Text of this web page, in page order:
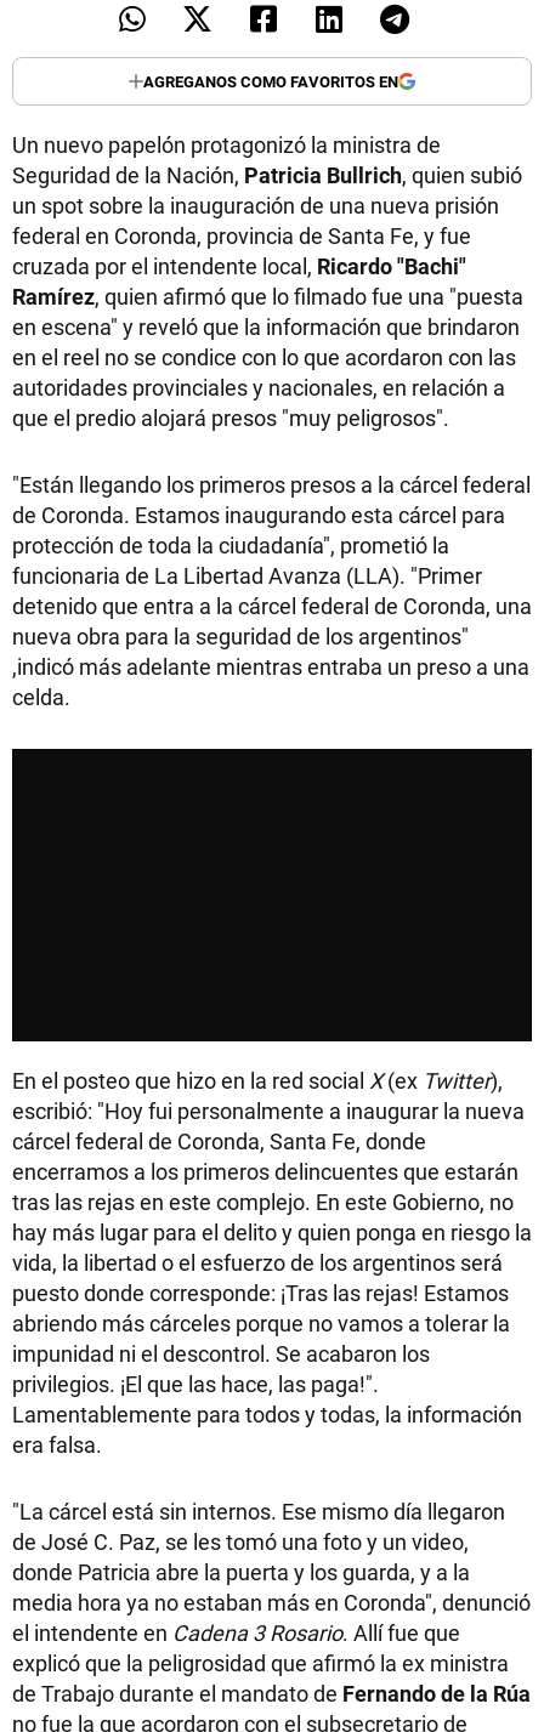
AGREGANOS COMO FAVORITOS EN
Un nuevo papelón protagonizó la ministra de
Seguridad de la Nación, Patricia Bullrich, quien subió
un spot sobre la inauguración de una nueva prisión
federal en Coronda, provincia de Santa Fe, y fue
cruzada por el intendente local, Ricardo "Bachi"
Ramírez, quien afirmó que lo filmado fue una "puesta
en escena" y reveló que la información que brindaron
en el reel no se condice con lo que acordaron con las
autoridades provinciales y nacionales, en relación a
que el predio alojará presos "muy peligrosos".
"Están llegando los primeros presos a la cárcel federal
de Coronda. Estamos inaugurando esta cárcel para
protección de toda la ciudadanía", prometió la
funcionaria de La Libertad Avanza (LLA). "Primer
detenido que entra a la cárcel federal de Coronda, una
nueva obra para la seguridad de los argentinos"
,indicó más adelante mientras entraba un preso a una
celda.
En el posteo que hizo en la red social X(ex Twitter),
escribió: "Hoy fui personalmente a inaugurar la nueva
cárcel federal de Coronda, Santa Fe, donde
encerramos a los primeros delincuentes que estarán
tras las rejas en este complejo. En este Gobierno, no
hay más lugar para el delito y quien ponga en riesgo la
vida, la libertad o el esfuerzo de los argentinos será
puesto donde corresponde: ¡Tras las rejas! Estamos
abriendo más cárceles porque no vamos a tolerar la
impunidad ni el descontrol. Se acabaron los
privilegios. ¡El que las hace, las paga!".
Lamentablemente para todos y todas, la información
era falsa.
"La cárcel está sin internos. Ese mismo día llegaron
de José C. Paz, se les tomó una foto y un video,
donde Patricia abre la puerta y los guarda, y a la
media hora ya no estaban más en Coronda", denunció
el intendente en Cadena 3 Rosario. Allí fue que
explicó que la peligrosidad que afirmó la ex ministra
de Trabajo durante el mandato de Fernando de la Rúa
no fue la que acordaron con el subsecretario de